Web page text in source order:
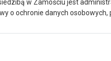
w Zamościu jest
o ochronie danych